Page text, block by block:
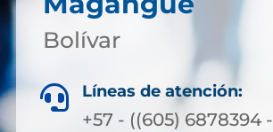
Bolívar
 Líneas de atención:
+57 - ((605) 6878394 -